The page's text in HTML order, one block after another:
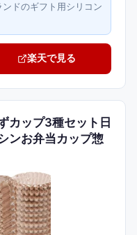
ドのギフト用シリコン
楽天で見る
カップ3種セット日
ンお弁当カップ惣